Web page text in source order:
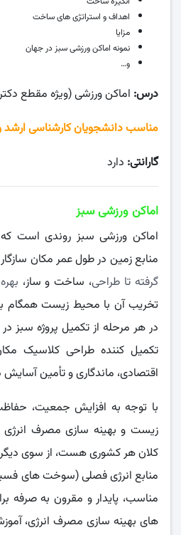
اهداف و استراتژی های ساخت
مزایا
نمونه اماکن ورزشی سبز در جهان
و…
درس: اماکن ورزشی (ویژه مقطع
مناسب دانشجویان کارشناسی ارشد
گارانتی: دارد
اماکن ورزشی سبز
اماکن ورزشی سبز روندی است
منابع زمین در طول عمر مکان
گرفته تا طراحی، ساخت و ساز،
تخریب آن با محیط زیست همگام
در هر مرحله از تکمیل پروژه سبز
تکمیل کننده طراحی کلاسیک
اقتصادی، ماندگاری و تأمین آسایش
با توجه به افزایش جمعیت،
زیست و بهینه سازی مصرف
کلان هر کشوری هست، از سوی دیگر
منابع انرژی فصلی (سوخت های
مناسب، پایدار و مقرون به صرفه
های بهینه سازی مصرف انرژی،